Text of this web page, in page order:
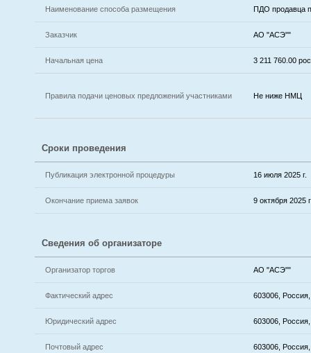
Наименование способа размещения ПДО продавца
Заказчик АО "АСЭ""
Начальная цена 3 211 760.00
Правила подачи ценовых предложений участниками Не ниже НМЦ
Сроки проведения
Публикация электронной процедуры 16 июля 2025 г.
Окончание приема заявок 9 октября 2025
Сведения об организаторе
Организатор торгов АО "АСЭ""
Фактический адрес 603006,
Юридический адрес 603006,
Почтовый адрес 603006,